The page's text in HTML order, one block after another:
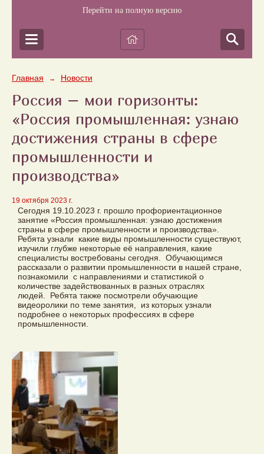
Перейти на полную версию
Главная → Новости
Россия – мои горизонты:
«Россия промышленная: узнаю
достижения страны в сфере
промышленности и
производства»
19 октября 2023 г.
Сегодня 19.10.2023 г. прошло профориентационное
занятие «Россия промышленная: узнаю достижения
страны в сфере промышленности и производства».
Ребята узнали какие виды промышленности существуют,
изучили глубже некоторые её направления, какие
специалисты востребованы сегодня. Обучающимся
рассказали о развитии промышленности в нашей стране,
познакомили с направлениями и статистикой о
количестве задействованных в разных отраслях
людей. Ребята также посмотрели обучающие
видеоролики по теме занятия, из которых узнали
подробнее о некоторых профессиях в сфере
промышленности.